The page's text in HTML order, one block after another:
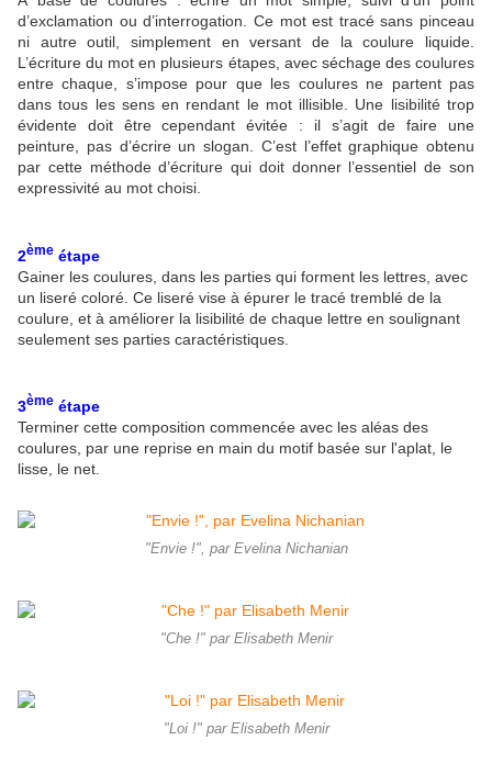
d’exclamation ou d’interrogation. Ce mot est tracé sans pinceau
ni autre outil, simplement en versant de la coulure liquide.
L’écriture du mot en plusieurs étapes, avec séchage des coulures
entre chaque, s’impose pour que les coulures ne partent pas
dans tous les sens en rendant le mot illisible. Une lisibilité trop
évidente doit être cependant évitée : il s’agit de faire une
peinture, pas d’écrire un slogan. C’est l’effet graphique obtenu
par cette méthode d’écriture qui doit donner l’essentiel de son
expressivité au mot choisi.
2ème étape
Gainer les coulures, dans les parties qui forment les lettres, avec
un liseré coloré. Ce liseré vise à épurer le tracé tremblé de la
coulure, et à améliorer la lisibilité de chaque lettre en soulignant
seulement ses parties caractéristiques.
3ème étape
Terminer cette composition commencée avec les aléas des
coulures, par une reprise en main du motif basée sur l'aplat, le
lisse, le net.
"Envie !", par Evelina Nichanian
"Che !" par Elisabeth Menir
"Loi !" par Elisabeth Menir